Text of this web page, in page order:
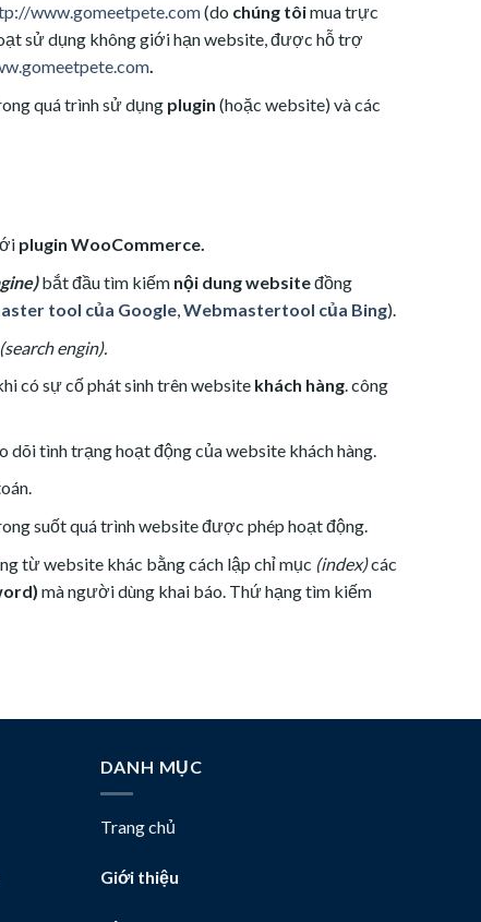
www.gomeetpete.com(do chúng tôimua trực
sử dụng không giới hạn website, được hỗ trợ
.
quá trình sử dụng plugin (hoặc website)và các
plugin WooCommerce.
bắt đầu tìm kiếm nội dung websiteđồng
tool của Google,Webmastertool của Bing).
engin).
có sự cố phát sinh trên website khách hàng. công
tình trạng hoạt động của website khách hàng.
suốt quá trình website được phép hoạt động.
từ website khác bằng cách lập chỉ mục (index)các
mà người dùng khai báo. Thứ hạng tìm kiếm
DANH MỤC
Trang chủ
Giới thiệu